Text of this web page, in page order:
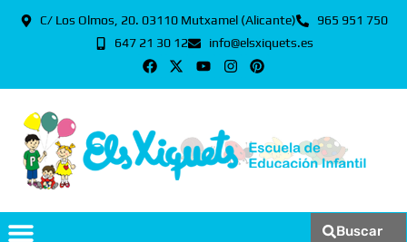
C/ Los Olmos, 20. 03110 Mutxamel (Alicante)
965 951 750
647 21 30 12
info@elsxiquets.es
Buscar